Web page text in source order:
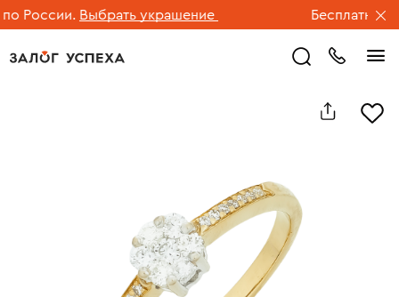
России. Выбрать украшение Бесплатная